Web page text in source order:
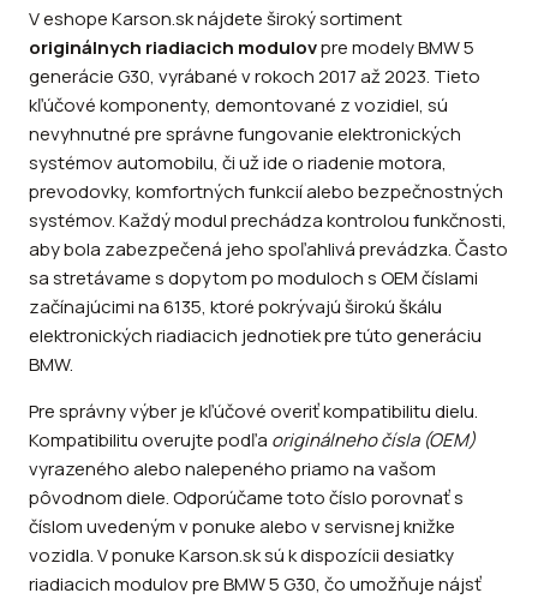
V eshope Karson.sk nájdete široký sortiment
originálnych riadiacich modulovpre modely BMW 5
generácie G30, vyrábané v rokoch 2017 až 2023. Tieto
kľúčové komponenty, demontované z vozidiel, sú
nevyhnutné pre správne fungovanie elektronických
systémov automobilu, či už ide o riadenie motora,
prevodovky, komfortných funkcií alebo bezpečnostných
systémov. Každý modul prechádza kontrolou funkčnosti,
aby bola zabezpečená jeho spoľahlivá prevádzka. Často
sa stretávame s dopytom po moduloch s OEM číslami
začínajúcimi na 6135, ktoré pokrývajú širokú škálu
elektronických riadiacich jednotiek pre túto generáciu
BMW.
Pre správny výber je kľúčové overiť kompatibilitu dielu.
Kompatibilitu overujte podľa originálneho čísla (OEM)
vyrazeného alebo nalepeného priamo na vašom
pôvodnom diele. Odporúčame toto číslo porovnať s
číslom uvedeným v ponuke alebo v servisnej knižke
vozidla. V ponuke Karson.sk sú k dispozícii desiatky
riadiacich modulov pre BMW 5 G30, čo umožňuje nájsť